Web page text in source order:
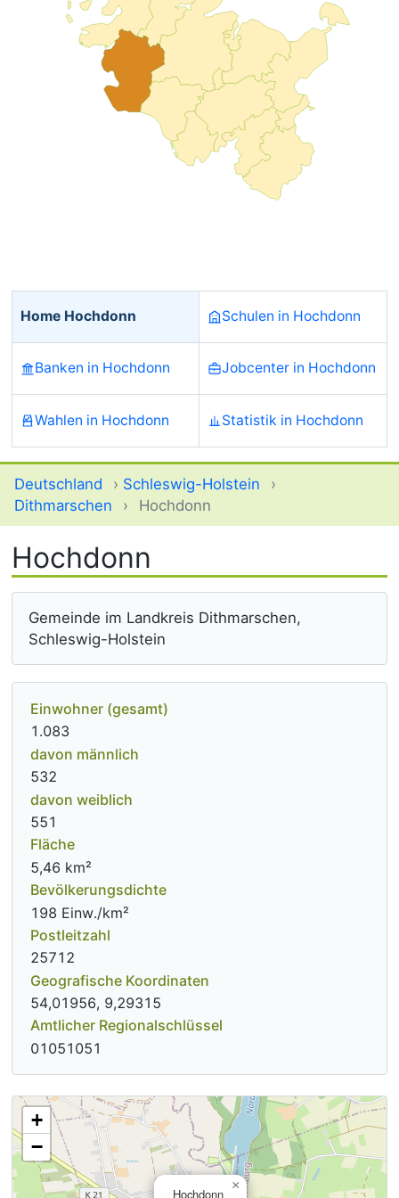
Home Hochdonn Schulen in Hochdonn
Banken in Hochdonn Jobcenter in Hochdonn
Wahlen in Hochdonn Statistik in Hochdonn
Deutschland › Schleswig-Holstein
›
Dithmarschen
› Hochdonn
Hochdonn
Gemeinde im Landkreis Dithmarschen,
Schleswig-Holstein
Einwohner (gesamt)
1.083
davon männlich
532
davon weiblich
551
Fläche
5,46 km²
Bevölkerungsdichte
198 Einw./km²
Postleitzahl
25712
Geografische Koordinaten
54,01956, 9,29315
Amtlicher Regionalschlüssel
01051051
Hochdonn
×
+
−